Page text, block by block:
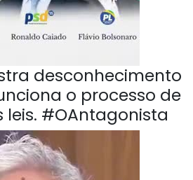
desconhecimento
o processo de
#OAntagonista